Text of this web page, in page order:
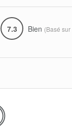
7.3 Bien (Basé sur